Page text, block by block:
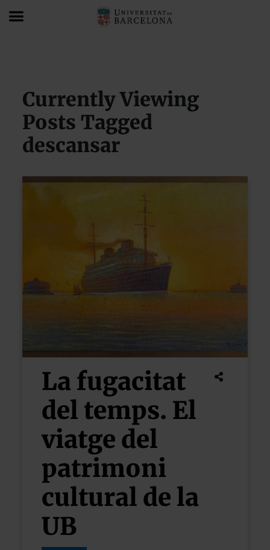
Currently Viewing
Posts Tagged
descansar
La fugacitat
del temps. El
viatge del
patrimoni
cultural de la
UB